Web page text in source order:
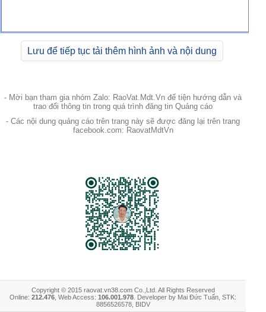
Lưu để tiếp tục tải thêm hình ảnh và nội dung
- Mời bạn tham gia nhóm Zalo: RaoVat.Mdt.Vn để tiện hướng dẫn và
trao đổi thông tin trong quá trình đăng tin Quảng cáo
- Các nội dung quảng cáo trên trang này sẽ được đăng lại trên trang
facebook.com: RaovatMdtVn
Copyright © 2015 raovat.vn38.com Co.,Ltd. All Rights Reserved
Online: 212.476 , Web Access: 106.001.978 . Developer by Mai Đức Tuấn, STK:
8856526578, BIDV